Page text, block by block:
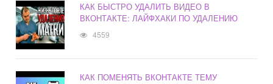
КАК БЫСТРО УДАЛИТЬ ВИДЕО В
ВКОНТАКТЕ: ЛАЙФХАКИ ПО УДАЛЕНИЮ
4559
КАК ПОМЕНЯТЬ ВКОНТАКТЕ ТЕМУ